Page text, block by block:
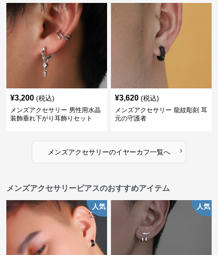
¥3,200 (税込)
メンズアクセサリー 男性用水晶
装飾垂れ下がり耳飾りセット
¥3,620 (税込)
メンズアクセサリー 龍紋彫刻 耳
元の守護者
メンズアクセサリーのイヤーカフ一覧へ ›
メンズアクセサリーピアスのおすすめアイテム
人気 人気